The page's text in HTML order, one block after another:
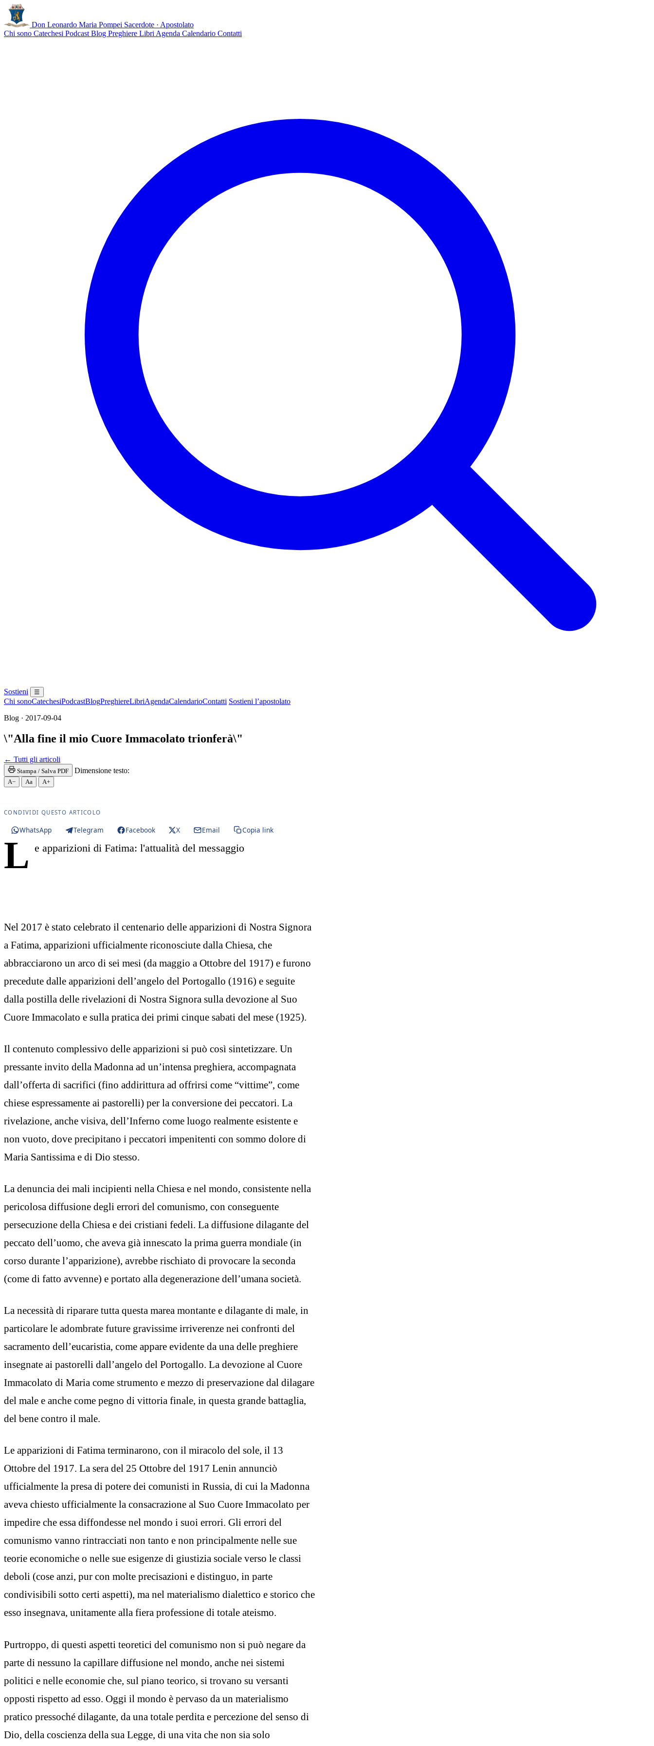
Don Leonardo Maria Pompei Sacerdote · Apostolato
Chi sono Catechesi Podcast Blog Preghiere Libri Agenda Calendario Contatti
Sostieni ☰
Chi sonoCatechesiPodcastBlogPreghiereLibriAgendaCalendarioContatti Sostieni l’apostolato
Blog · 2017-09-04
\"Alla fine il mio Cuore Immacolato trionferà\"
← Tutti gli articoli
Stampa / Salva PDF Dimensione testo:
A− Aa A+
CONDIVIDI QUESTO ARTICOLO
WhatsApp Telegram Facebook X Email Copia link
L e apparizioni di Fatima: l'attualità del messaggio
Nel 2017 è stato celebrato il centenario delle apparizioni di Nostra Signora
a Fatima, apparizioni ufficialmente riconosciute dalla Chiesa, che
abbracciarono un arco di sei mesi (da maggio a Ottobre del 1917) e furono
precedute dalle apparizioni dell’angelo del Portogallo (1916) e seguite
dalla postilla delle rivelazioni di Nostra Signora sulla devozione al Suo
Cuore Immacolato e sulla pratica dei primi cinque sabati del mese (1925).
Il contenuto complessivo delle apparizioni si può così sintetizzare. Un
pressante invito della Madonna ad un’intensa preghiera, accompagnata
dall’offerta di sacrifici (fino addirittura ad offrirsi come “vittime”, come
chiese espressamente ai pastorelli) per la conversione dei peccatori. La
rivelazione, anche visiva, dell’Inferno come luogo realmente esistente e
non vuoto, dove precipitano i peccatori impenitenti con sommo dolore di
Maria Santissima e di Dio stesso.
La denuncia dei mali incipienti nella Chiesa e nel mondo, consistente nella
pericolosa diffusione degli errori del comunismo, con conseguente
persecuzione della Chiesa e dei cristiani fedeli. La diffusione dilagante del
peccato dell’uomo, che aveva già innescato la prima guerra mondiale (in
corso durante l’apparizione), avrebbe rischiato di provocare la seconda
(come di fatto avvenne) e portato alla degenerazione dell’umana società.
La necessità di riparare tutta questa marea montante e dilagante di male, in
particolare le adombrate future gravissime irriverenze nei confronti del
sacramento dell’eucaristia, come appare evidente da una delle preghiere
insegnate ai pastorelli dall’angelo del Portogallo. La devozione al Cuore
Immacolato di Maria come strumento e mezzo di preservazione dal dilagare
del male e anche come pegno di vittoria finale, in questa grande battaglia,
del bene contro il male.
Le apparizioni di Fatima terminarono, con il miracolo del sole, il 13
Ottobre del 1917. La sera del 25 Ottobre del 1917 Lenin annunciò
ufficialmente la presa di potere dei comunisti in Russia, di cui la Madonna
aveva chiesto ufficialmente la consacrazione al Suo Cuore Immacolato per
impedire che essa diffondesse nel mondo i suoi errori. Gli errori del
comunismo vanno rintracciati non tanto e non principalmente nelle sue
teorie economiche o nelle sue esigenze di giustizia sociale verso le classi
deboli (cose anzi, pur con molte precisazioni e distinguo, in parte
condivisibili sotto certi aspetti), ma nel materialismo dialettico e storico che
esso insegnava, unitamente alla fiera professione di totale ateismo.
Purtroppo, di questi aspetti teoretici del comunismo non si può negare da
parte di nessuno la capillare diffusione nel mondo, anche nei sistemi
politici e nelle economie che, sul piano teorico, si trovano su versanti
opposti rispetto ad esso. Oggi il mondo è pervaso da un materialismo
pratico pressoché dilagante, da una totale perdita e percezione del senso di
Dio, della coscienza della sua Legge, di una vita che non sia solo